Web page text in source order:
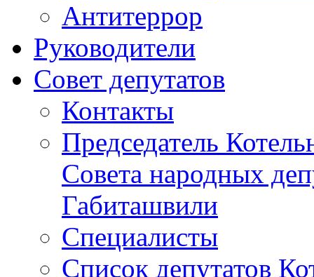
Антитеррор
Руководители
Совет депутатов
Контакты
Председатель
Совета народных
Габиташвили
Специалисты
Список депутатов